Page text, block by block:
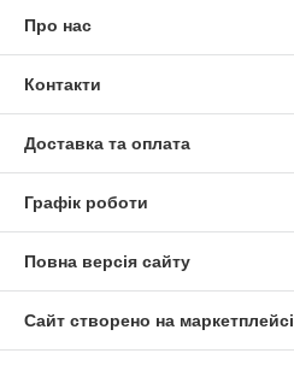
Про нас
Контакти
Доставка та оплата
Графік роботи
Повна версія сайту
Сайт створено на маркетплейсі